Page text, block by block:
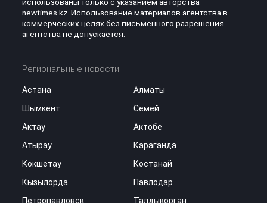
newtimes.kz. Использование материалов агентства в
коммерческих целях без письменного разрешения
агентства не допускается.
Региональные новости
Астана
Алматы
Шымкент
Семей
Актау
Актобе
Атырау
Караганда
Кокшетау
Костанай
Кызылорда
Павлодар
Петропавловск
Талдыкорган